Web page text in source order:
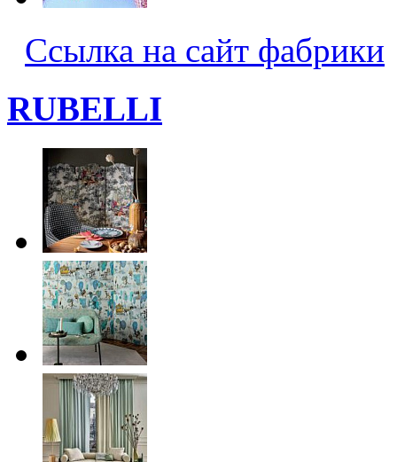
Ссылка на сайт фабрики
RUBELLI